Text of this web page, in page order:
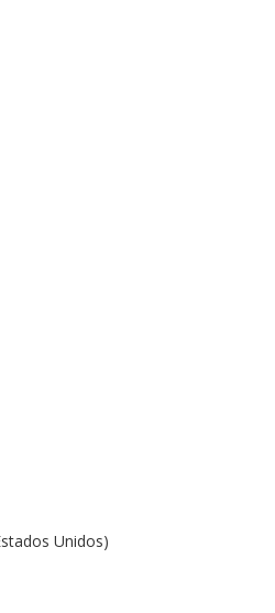
Unidos)